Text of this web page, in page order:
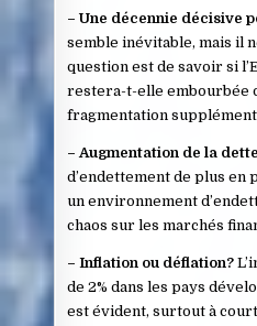
– Une décennie décisive
semble inévitable, mais il
question est de savoir si
restera-t-elle embourbée
fragmentation
– Augmentation de la
d’endettement de plus en
un environnement
chaos sur les marchés
– Inflation ou déflation?
de 2% dans les pays
est évident, surtout à